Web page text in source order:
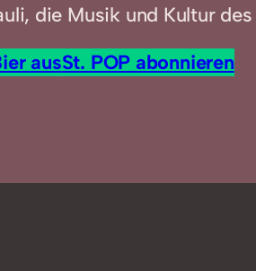
die Musik und Kultur
ausSt. POP abonnieren